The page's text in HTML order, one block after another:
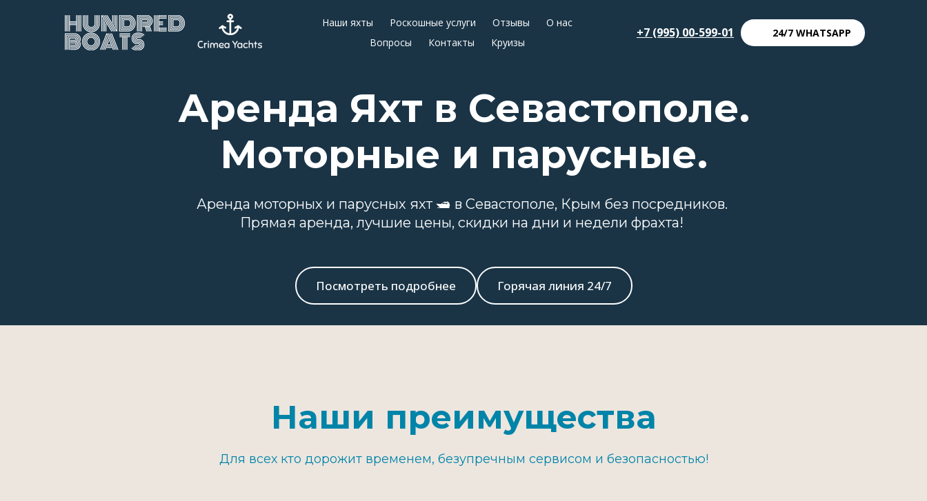
Наши яхты Роскошные услуги Отзывы
О нас
Вопросы
Контакты Круизы
+7 (995) 00-599-01 24/7 WHATSAPP
Аренда Яхт в Севастополе.
Моторные и парусные.
Аренда моторных и парусных яхт 🛥 в Севастополе, Крым без посредников.
Прямая аренда, лучшие цены, скидки на дни и недели фрахта!
Посмотреть подробнее Горячая линия 24/7
Наши преимущества
Для всех кто дорожит временем, безупречным сервисом и безопасностью!